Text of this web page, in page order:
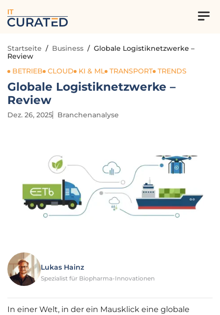
IT
Startseite / Business / Globale Logistiknetzwerke –
Review
BETRIEB
CLOUD KI & ML TRANSPORT TRENDS
Globale Logistiknetzwerke –
Review
Dez. 26, 2025 Branchenanalyse
Lukas Hainz
Spezialist für Biopharma-Innovationen
In einer Welt, in der ein Mausklick eine globale